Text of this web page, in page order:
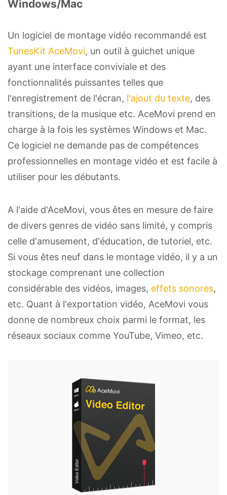
Windows/Mac
Un logiciel de montage vidéo recommandé est
TunesKit AceMovi, un outil à guichet unique
ayant une interface conviviale et des
fonctionnalités puissantes telles que
l'enregistrement de l'écran, l'ajout du texte, des
transitions, de la musique etc. AceMovi prend en
charge à la fois les systèmes Windows et Mac.
Ce logiciel ne demande pas de compétences
professionnelles en montage vidéo et est facile à
utiliser pour les débutants.
A l'aide d'AceMovi, vous êtes en mesure de faire
de divers genres de vidéo sans limité, y compris
celle d'amusement, d'éducation, de tutoriel, etc.
Si vous êtes neuf dans le montage vidéo, il y a un
stockage comprenant une collection
considérable des vidéos, images, effets sonores,
etc. Quant à l'exportation vidéo, AceMovi vous
donne de nombreux choix parmi le format, les
réseaux sociaux comme YouTube, Vimeo, etc.